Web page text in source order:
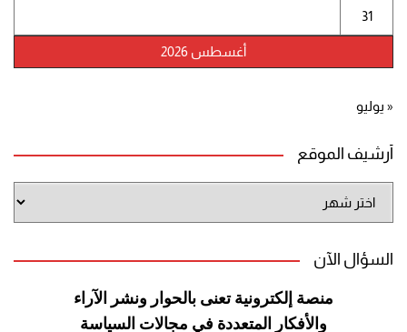
أغسطس 2026
31
« يوليو
أرشيف الموقع
الموقع
السؤال الآن
منصة إلكترونية تعنى بالحوار ونشر الآراء
والأفكار المتعددة في مجالات السياسة